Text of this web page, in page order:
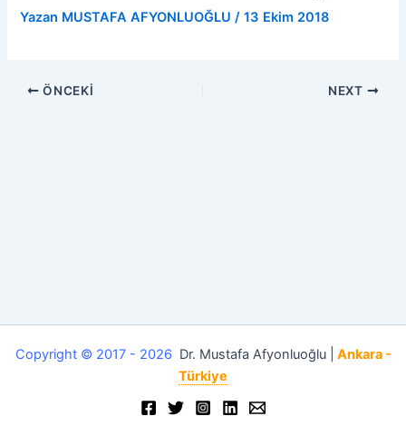
Yazan MUSTAFA AFYONLUOĞLU/13 Ekim 2018
ÖNCEKI NEXT
Copyright © 2017 - 2026 Dr. Mustafa Afyonluoğlu |
Ankara -
Türkiye